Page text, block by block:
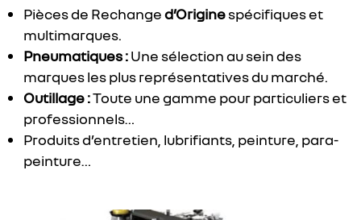
Pièces de Rechanged’Originespécifiques et
multimarques.
Pneumatiques :Une sélection au sein des
marques les plus représentatives du marché.
Outillage :Toute une gamme pour particuliers et
professionnels…
Produits d’entretien, lubrifiants, peinture, para-
peinture…